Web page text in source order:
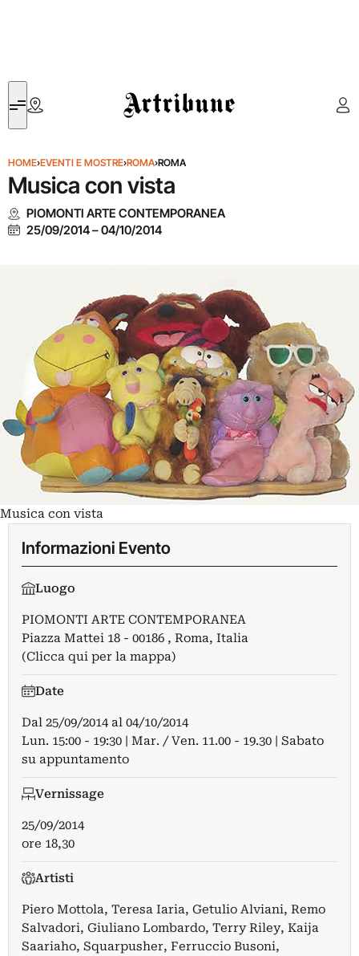
Artribune
HOME›EVENTI E MOSTRE›ROMA›ROMA
Musica con vista
PIOMONTI ARTE CONTEMPORANEA
25/09/2014–04/10/2014
Musica con vista
Informazioni Evento
Luogo
PIOMONTI ARTE CONTEMPORANEA
Piazza Mattei 18 - 00186 , Roma, Italia
(Clicca qui per la mappa)
Date
Dal 25/09/2014al 04/10/2014
Lun. 15:00 - 19:30 | Mar. / Ven. 11.00 - 19.30 | Sabato
su appuntamento
Vernissage
25/09/2014
ore 18,30
Artisti
Piero Mottola, Teresa Iaria, Getulio Alviani, Remo
Salvadori, Giuliano Lombardo, Terry Riley, Kaija
Saariaho, Squarpusher, Ferruccio Busoni,